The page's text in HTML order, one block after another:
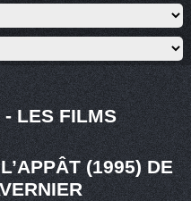
- LES FILMS
(1995) DE